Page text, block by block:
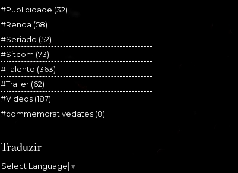
#Publicidade (32)
#Renda (58)
#Seriado (52)
#Sitcom (73)
#Talento (363)
#Trailer (62)
#Videos (187)
#commemorativedates (8)
Traduzir
Select Language ▼